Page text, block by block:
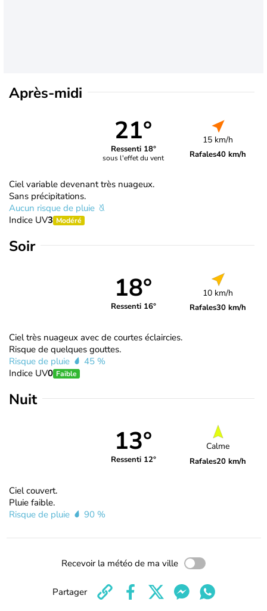
Après-midi
21°
Ressenti 18°
sous l'effet du vent
15 km/h
Rafales40 km/h
Ciel variable devenant très nuageux.
Sans précipitations.
Aucun risque de pluie
Indice UV3 Modéré
Soir
18°
Ressenti 16°
10 km/h
Rafales30 km/h
Ciel très nuageux avec de courtes éclaircies.
Risque de quelques gouttes.
Risque de pluie
45 %
Indice UV0 Faible
Nuit
13°
Ressenti 12°
Calme
Rafales20 km/h
Ciel couvert.
Pluie faible.
Risque de pluie
90 %
Recevoir la météo de ma ville
Partager